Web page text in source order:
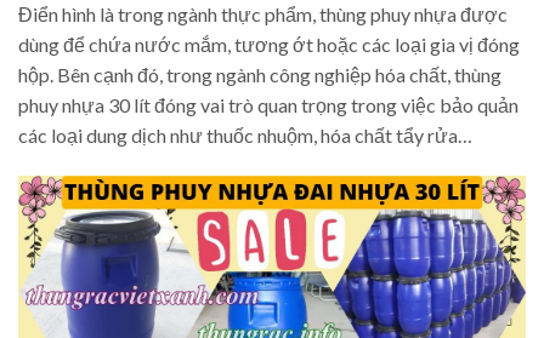
Điển hình là trong ngành thực phẩm, thùng phuy nhựa được
dùng để chứa nước mắm, tương ớt hoặc các loại gia vị đóng
hộp. Bên cạnh đó, trong ngành công nghiệp hóa chất, thùng
phuy nhựa 30 lít đóng vai trò quan trọng trong việc bảo quản
các loại dung dịch như thuốc nhuộm, hóa chất tẩy rửa…